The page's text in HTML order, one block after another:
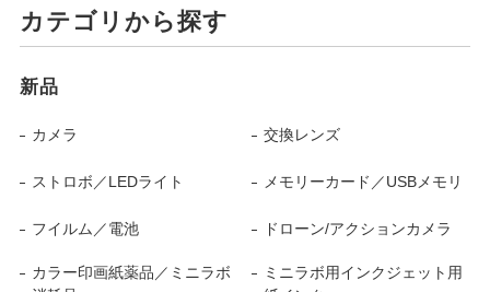
カテゴリから探す
新品
カメラ 交換レンズ
ストロボ／LEDライト メモリーカード／USBメモリ
フイルム／電池 ドローン/アクションカメラ
カラー印画紙薬品／ミニラボ
ミニラボ用インクジェット用